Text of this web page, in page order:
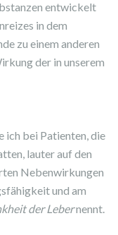
entwickelt
in dem
zu einem anderen
der in unserem
ich bei Patienten, die
lauter auf den
Nebenwirkungen
und am
der Lebernennt.